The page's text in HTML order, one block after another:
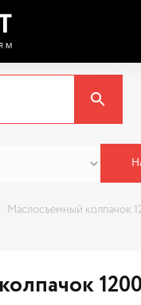
Маслосъемный колпачок